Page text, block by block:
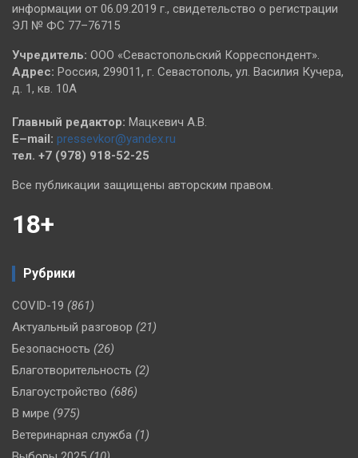
информации от 06.09.2019 г., свидетельство о регистрации
ЭЛ № ФС 77–76715
Учредитель: ООО «Севастопольский Корреспондент».
Адрес: Россия, 299011, г. Севастополь, ул. Василия Кучера,
д. 1, кв. 10А
Главный редактор: Мацкевич А.В.
E–mail: pressevkor@yandex.ru
тел. +7 (978) 918-52-25
Все публикации защищены авторским правом.
18+
Рубрики
COVID-19 (861)
Актуальный разговор (21)
Безопасность (26)
Благотворительность (2)
Благоустройство (686)
В мире (975)
Ветеринарная служба (1)